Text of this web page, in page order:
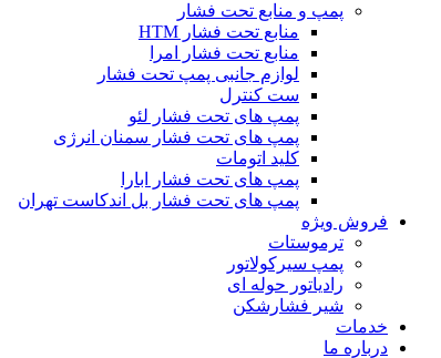
پمپ و منابع تحت فشار
منابع تحت فشار HTM‎
منابع تحت فشار امرا
لوازم جانبی پمپ تحت فشار
ست کنترل
پمپ های تحت فشار لئو
پمپ های تحت فشار سمنان انرژی
کلید اتومات
پمپ های تحت فشار ابارا
پمپ های تحت فشار بل اندکاست تهران
فروش ویژه
ترموستات
پمپ سیرکولاتور
رادیاتور حوله ای
شیر فشارشکن
خدمات
درباره ما